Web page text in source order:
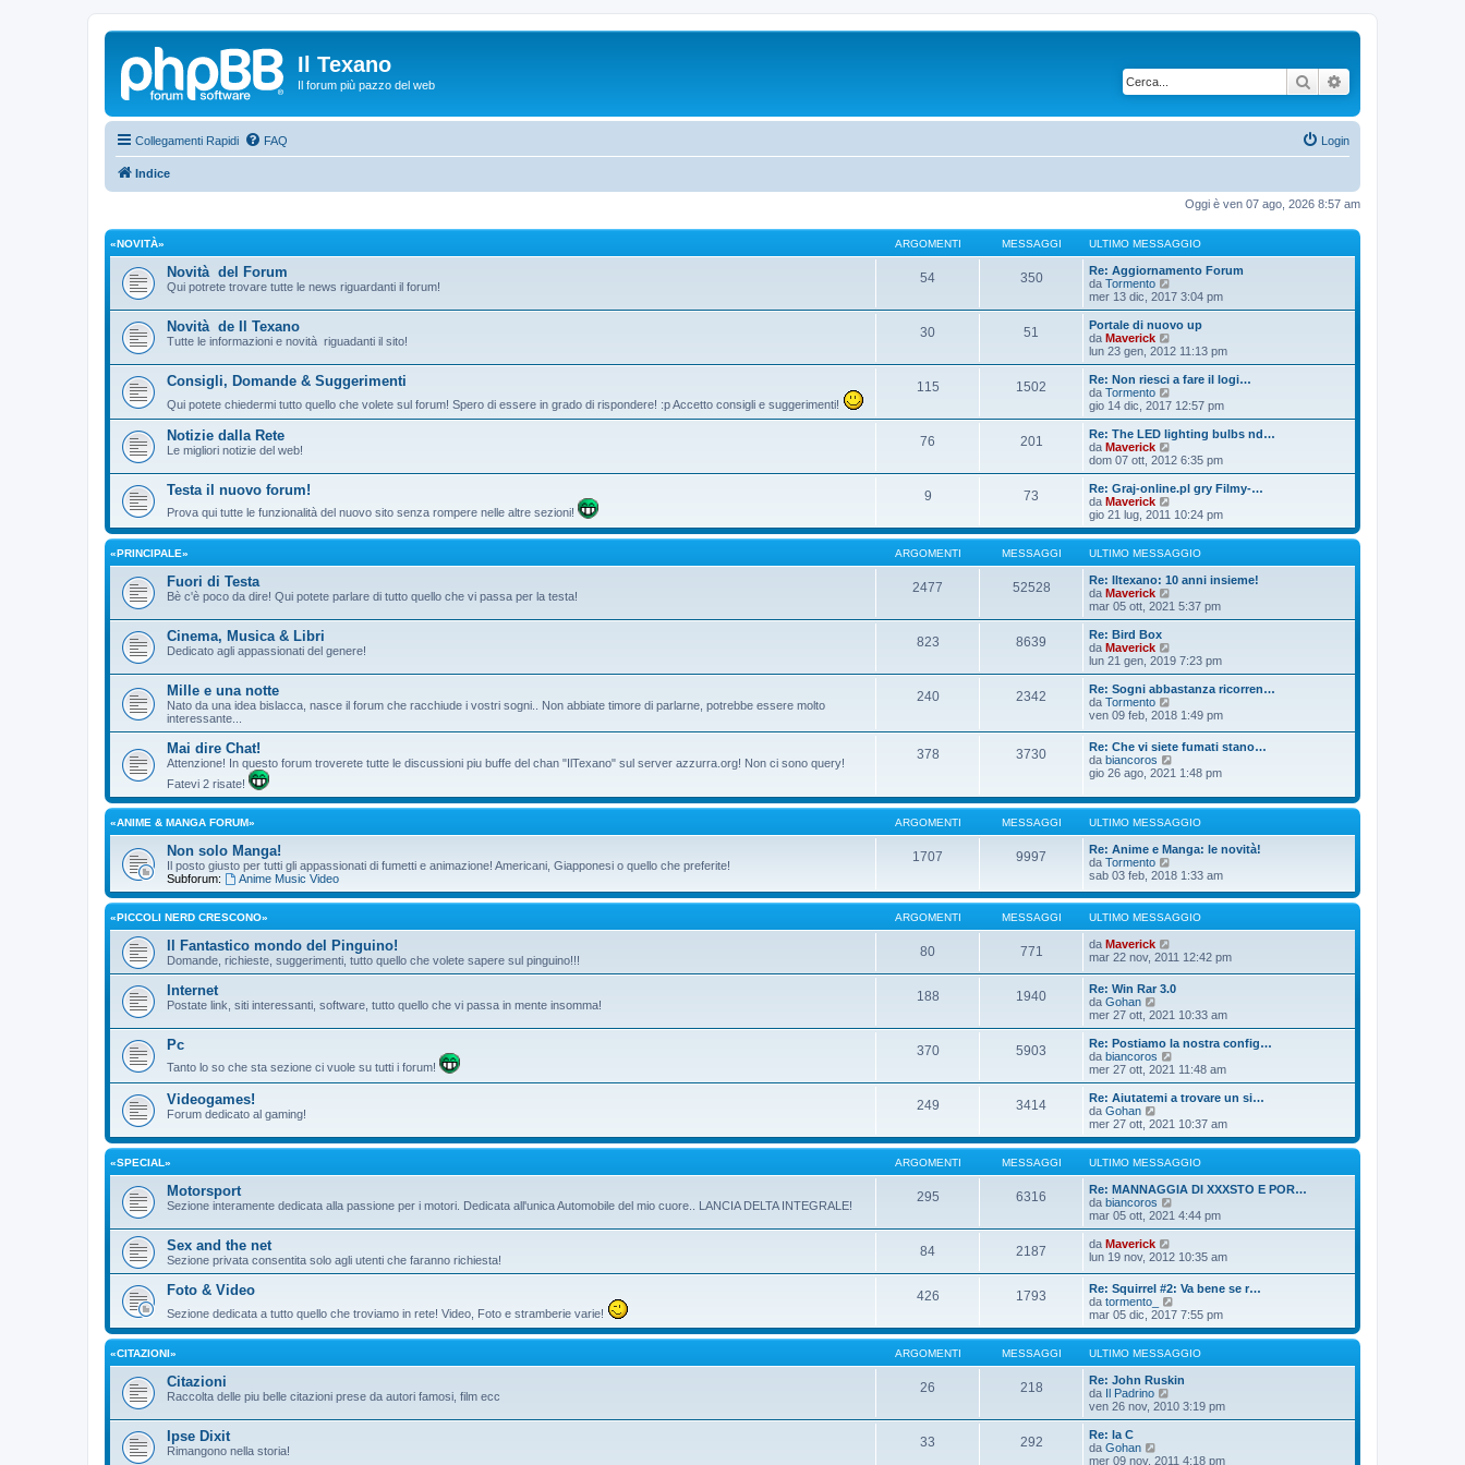
Il Texano
Il forum più pazzo del web Cerca
Collegamenti Rapidi FAQ Login
Indice
Oggi è ven 07 ago, 2026 8:57 am
«NOVITÀ» ARGOMENTI MESSAGGI ULTIMO MESSAGGIO
Novità del Forum
Qui potrete trovare tutte le news riguardanti il forum!
54 350
Re: Aggiornamento Forum
da Tormento
e
d
i
l
m
o
m
s
a
g
g
o
mer 13 dic, 2017 3:04 pm
Novità de Il Texano
Tutte le informazioni e novità riguadanti il sito!
30 51
Portale di nuovo up
da Maverick
e
d
i
l
m
o
m
s
a
g
i
lun 23 gen, 2012 11:13 pm
Consigli, Domande & Suggerimenti
Qui potete chiedermi tutto quello che volete sul forum! Spero di essere in grado di rispondere! :p Accetto consigli e suggerimenti!
115 1502
Re: Non riesci a fare il logi…
da Tormento
e
d
i
u
l
m
o
m
e
s
s
a
g
g
i
gio 14 dic, 2017 12:57 pm
Notizie dalla Rete
Le migliori notizie del web!
76 201
Re: The LED lighting bulbs nd…
da Maverick
e
d
i
i
m
o
m
s
g
i
dom 07 ott, 2012 6:35 pm
Testa il nuovo forum!
Prova qui tutte le funzionalità del nuovo sito senza rompere nelle altre sezioni!
9 73
Re: Graj-online.pl gry Filmy-…
da Maverick
e
d
i
u
l
t
m
o
s
g
g
i
o
gio 21 lug, 2011 10:24 pm
«PRINCIPALE» ARGOMENTI MESSAGGI ULTIMO MESSAGGIO
Fuori di Testa
Bè c'è poco da dire! Qui potete parlare di tutto quello che vi passa per la testa!
2477 52528
Re: Iltexano: 10 anni insieme!
da Maverick
e
d
l
m
o
m
e
s
s
a
g
i
o
mar 05 ott, 2021 5:37 pm
Cinema, Musica & Libri
Dedicato agli appassionati del genere!
823 8639
Re: Bird Box
da Maverick
e
d
i
l
i
m
o
m
s
s
a
g
g
i
o
lun 21 gen, 2019 7:23 pm
Mille e una notte
Nato da una idea bislacca, nasce il forum che racchiude i vostri sogni.. Non abbiate timore di parlarne, potrebbe essere molto
interessante...
240 2342
Re: Sogni abbastanza ricorren…
da Tormento
e
u
l
t
m
o
e
s
s
a
g
i
ven 09 feb, 2018 1:49 pm
Mai dire Chat!
Attenzione! In questo forum troverete tutte le discussioni piu buffe del chan "IlTexano" sul server azzurra.org! Non ci sono query!
Fatevi 2 risate!
378 3730
Re: Che vi siete fumati stano…
da biancoros
e
i
u
l
t
i
o
m
e
s
s
g
o
gio 26 ago, 2021 1:48 pm
«ANIME & MANGA FORUM» ARGOMENTI MESSAGGI ULTIMO MESSAGGIO
Non solo Manga!
Il posto giusto per tutti gli appassionati di fumetti e animazione! Americani, Giapponesi o quello che preferite!
Subforum:
Anime Music Video
1707 9997
Re: Anime e Manga: le novità!
da Tormento
e
i
u
i
m
o
m
s
s
a
g
g
i
o
sab 03 feb, 2018 1:33 am
«PICCOLI NERD CRESCONO» ARGOMENTI MESSAGGI ULTIMO MESSAGGIO
Il Fantastico mondo del Pinguino!
Domande, richieste, suggerimenti, tutto quello che volete sapere sul pinguino!!!
80 771 da Maverick
e
i
u
l
t
i
m
o
m
e
s
a
g
g
i
o
mar 22 nov, 2011 12:42 pm
Internet
Postate link, siti interessanti, software, tutto quello che vi passa in mente insomma!
188 1940
Re: Win Rar 3.0
da Gohan
e
d
i
u
l
m
o
m
e
s
s
a
g
g
i
mer 27 ott, 2021 10:33 am
Pc
Tanto lo so che sta sezione ci vuole su tutti i forum!
370 5903
Re: Postiamo la nostra config…
da biancoros
e
d
i
i
m
o
m
s
g
g
i
o
mer 27 ott, 2021 11:48 am
Videogames!
Forum dedicato al gaming!
249 3414
Re: Aiutatemi a trovare un si…
da Gohan
e
d
i
u
l
t
m
o
m
e
s
a
g
g
i
o
mer 27 ott, 2021 10:37 am
«SPECIAL» ARGOMENTI MESSAGGI ULTIMO MESSAGGIO
Motorsport
Sezione interamente dedicata alla passione per i motori. Dedicata all'unica Automobile del mio cuore.. LANCIA DELTA INTEGRALE!
295 6316
Re: MANNAGGIA DI XXXSTO E POR…
da biancoros
e
d
u
t
i
o
m
e
s
s
a
g
i
mar 05 ott, 2021 4:44 pm
Sex and the net
Sezione privata consentita solo agli utenti che faranno richiesta!
84 2187 da Maverick
e
i
u
l
t
i
m
o
m
e
s
s
a
lun 19 nov, 2012 10:35 am
Foto & Video
Sezione dedicata a tutto quello che troviamo in rete! Video, Foto e stramberie varie!
426 1793
Re: Squirrel #2: Va bene se r…
da tormento_
e
d
i
u
l
t
m
o
s
mar 05 dic, 2017 7:55 pm
«CITAZIONI» ARGOMENTI MESSAGGI ULTIMO MESSAGGIO
Citazioni
Raccolta delle piu belle citazioni prese da autori famosi, film ecc
26 218
Re: John Ruskin
da Il Padrino
e
d
l
ven 26 nov, 2010 3:19 pm
Ipse Dixit
Rimangono nella storia!
33 292
Re: la C
da Gohan
e
mer 09 nov, 2011 4:18 pm